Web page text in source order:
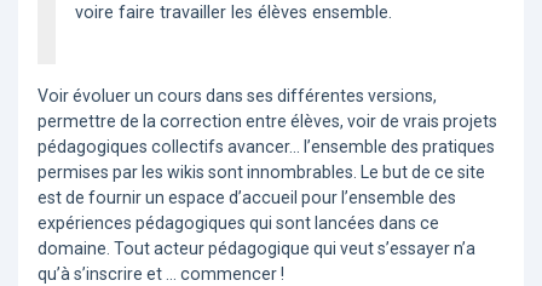
voire faire travailler les élèves ensemble.
Voir évoluer un cours dans ses différentes versions,
permettre de la correction entre élèves, voir de vrais projets
pédagogiques collectifs avancer... l’ensemble des pratiques
permises par les wikis sont innombrables. Le but de ce site
est de fournir un espace d’accueil pour l’ensemble des
expériences pédagogiques qui sont lancées dans ce
domaine. Tout acteur pédagogique qui veut s’essayer n’a
qu’à s’inscrire et ... commencer !